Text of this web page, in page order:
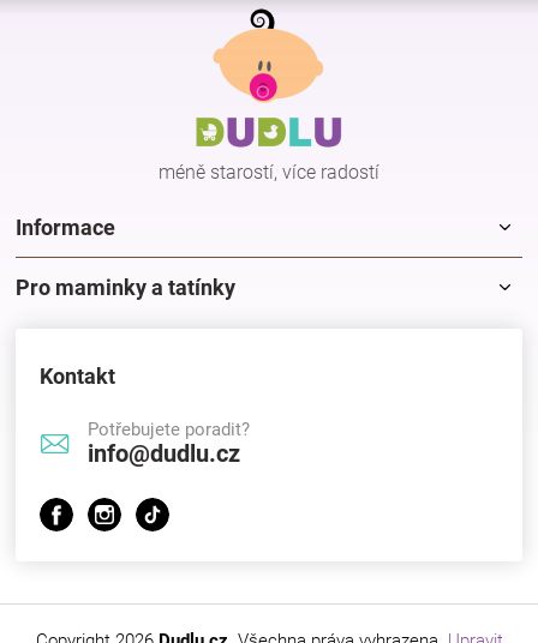
Z
méně starostí, více radostí
Informace
Pro maminky a tatínky
Kontakt
Potřebujete poradit?
info@dudlu.cz